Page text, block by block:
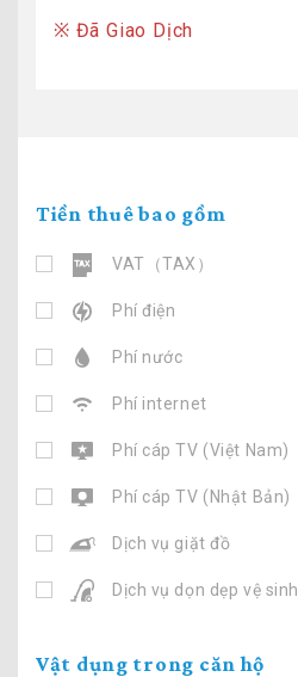
※ Đã Giao Dịch
Tiền thuê bao gồm
VAT（TAX）
Phí điện
Phí nước
Phí internet
Phí cáp TV (Việt Nam)
Phí cáp TV (Nhật Bản)
Dịch vụ giặt đồ
Dịch vụ dọn dẹp vệ sinh
Vật dụng trong căn hộ